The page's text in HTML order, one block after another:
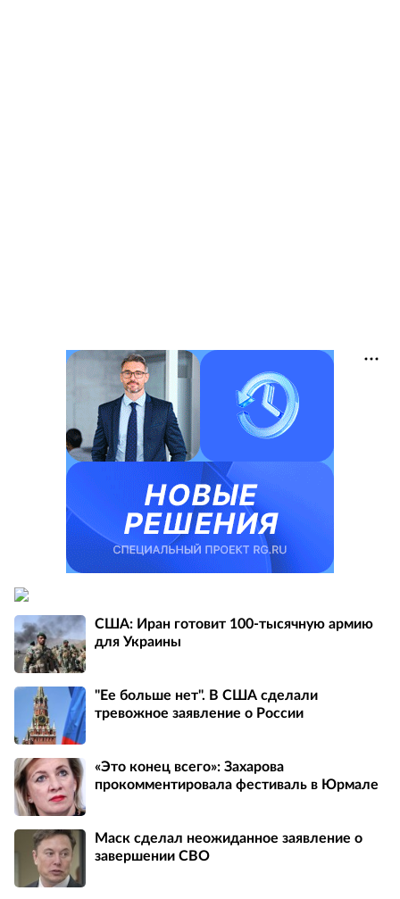
США: Иран готовит 100-тысячную армию
для Украины
"Ее больше нет". В США сделали
тревожное заявление о России
«Это конец всего»: Захарова
прокомментировала фестиваль в Юрмале
Маск сделал неожиданное заявление о
завершении СВО